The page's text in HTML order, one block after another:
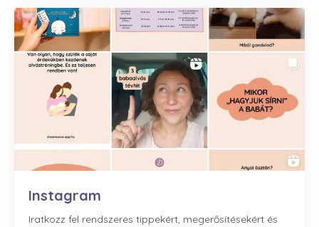
Instagram
Iratkozz fel rendszeres tippekért, megerősítésekért és